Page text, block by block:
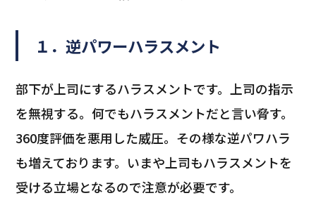
１．逆パワーハラスメント
部下が上司にするハラスメントです。上司の指示
を無視する。何でもハラスメントだと言い脅す。
360度評価を悪用した威圧。その様な逆パワハラ
も増えております。いまや上司もハラスメントを
受ける立場となるので注意が必要です。